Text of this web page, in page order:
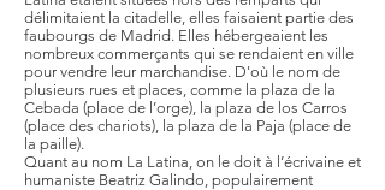
délimitaient la citadelle, elles faisaient partie des
faubourgs de Madrid. Elles hébergeaient les
nombreux commerçants qui se rendaient en ville
pour vendre leur marchandise. D'où le nom de
plusieurs rues et places, comme la plaza de la
Cebada (place de l’orge), la plaza de los Carros
(place des chariots), la plaza de la Paja (place de
la paille).
Quant au nom La Latina, on le doit à l’écrivaine et
humaniste Beatriz Galindo, populairement